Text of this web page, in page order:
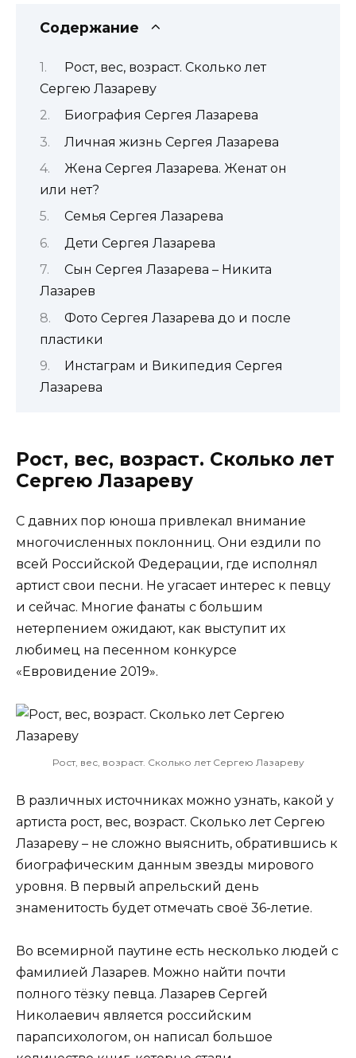
Содержание
Рост, вес, возраст. Сколько лет
Сергею Лазареву
Биография Сергея Лазарева
Личная жизнь Сергея Лазарева
Жена Сергея Лазарева. Женат он
или нет?
Семья Сергея Лазарева
Дети Сергея Лазарева
Сын Сергея Лазарева – Никита
Лазарев
Фото Сергея Лазарева до и после
пластики
Инстаграм и Википедия Сергея
Лазарева
Рост, вес, возраст. Сколько лет
Сергею Лазареву
С давних пор юноша привлекал внимание
многочисленных поклонниц. Они ездили по
всей Российской Федерации, где исполнял
артист свои песни. Не угасает интерес к певцу
и сейчас. Многие фанаты с большим
нетерпением ожидают, как выступит их
любимец на песенном конкурсе
«Евровидение 2019».
Рост, вес, возраст. Сколько лет Сергею Лазареву
В различных источниках можно узнать, какой у
артиста рост, вес, возраст. Сколько лет Сергею
Лазареву – не сложно выяснить, обратившись к
биографическим данным звезды мирового
уровня. В первый апрельский день
знаменитость будет отмечать своё 36-летие.
Во всемирной паутине есть несколько людей с
фамилией Лазарев. Можно найти почти
полного тёзку певца. Лазарев Сергей
Николаевич является российским
парапсихологом, он написал большое